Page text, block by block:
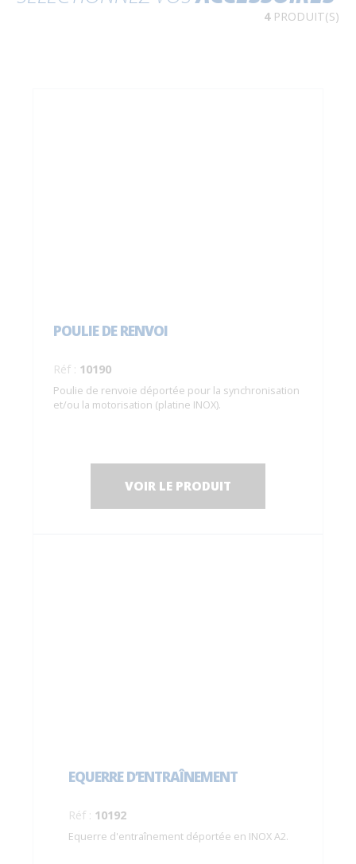
4PRODUIT(S)
POULIE DE RENVOI
Réf : 10190
Poulie de renvoie déportée pour la synchronisation
et/ou la motorisation (platine INOX).
VOIR LE PRODUIT
EQUERRE D’ENTRAÎNEMENT
Réf : 10192
Equerre d'entraînement déportée en INOX A2.